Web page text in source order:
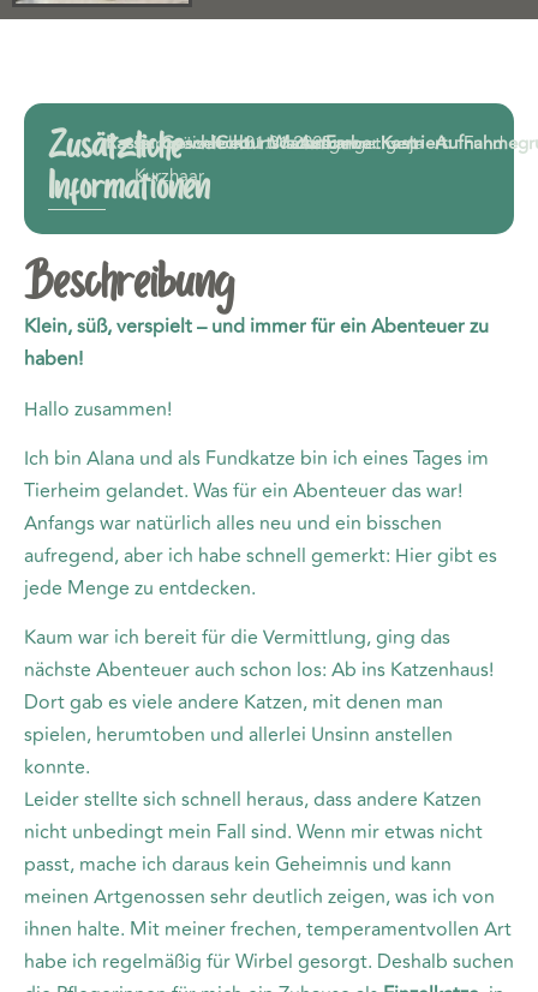
Zusätzliche
Informationen
Rasse:Europäisch
Kurzhaar
Geschlecht:
weiblich
Geburtsdatum:
01.01.2025
Wachstum:
Ausgewachsen
Farbe:getigert
Kastriert:
ja Fund
Beschreibung
Klein, süß, verspielt – und immer für ein Abenteuer zu
haben!
Hallo zusammen!
Ich bin Alana und als Fundkatze bin ich eines Tages im
Tierheim gelandet. Was für ein Abenteuer das war!
Anfangs war natürlich alles neu und ein bisschen
aufregend, aber ich habe schnell gemerkt: Hier gibt es
jede Menge zu entdecken.
Kaum war ich bereit für die Vermittlung, ging das
nächste Abenteuer auch schon los: Ab ins Katzenhaus!
Dort gab es viele andere Katzen, mit denen man
spielen, herumtoben und allerlei Unsinn anstellen
konnte.
Leider stellte sich schnell heraus, dass andere Katzen
nicht unbedingt mein Fall sind. Wenn mir etwas nicht
passt, mache ich daraus kein Geheimnis und kann
meinen Artgenossen sehr deutlich zeigen, was ich von
ihnen halte. Mit meiner frechen, temperamentvollen Art
habe ich regelmäßig für Wirbel gesorgt. Deshalb suchen